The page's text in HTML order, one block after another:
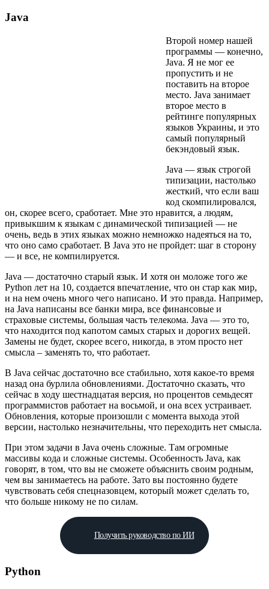
Java
Второй номер нашей
программы — конечно,
Java. Я не мог ее
пропустить и не
поставить на второе
место. Java занимает
второе место в
рейтинге популярных
языков Украины, и это
самый популярный
бекэндовый язык.
Java — язык строгой
типизации, настолько
жесткий, что если ваш
код скомпилировался,
он, скорее всего, сработает. Мне это нравится, а людям,
привыкшим к языкам с динамической типизацией — не
очень, ведь в этих языках можно немножко надеяться на то,
что оно само сработает. В Java это не пройдет: шаг в сторону
— и все, не компилируется.
Java — достаточно старый язык. И хотя он моложе того же
Python лет на 10, создается впечатление, что он стар как мир,
и на нем очень много чего написано. И это правда. Например,
на Java написаны все банки мира, все финансовые и
страховые системы, большая часть телекома. Java — это то,
что находится под капотом самых старых и дорогих вещей.
Замены не будет, скорее всего, никогда, в этом просто нет
смысла – заменять то, что работает.
В Java сейчас достаточно все стабильно, хотя какое-то время
назад она бурлила обновлениями. Достаточно сказать, что
сейчас в ходу шестнадцатая версия, но процентов семьдесят
программистов работает на восьмой, и она всех устраивает.
Обновления, которые произошли с момента выхода этой
версии, настолько незначительны, что переходить нет смысла.
При этом задачи в Java очень сложные. Там огромные
массивы кода и сложные системы. Особенность Java, как
говорят, в том, что вы не сможете объяснить своим родным,
чем вы занимаетесь на работе. Зато вы постоянно будете
чувствовать себя спецназовцем, который может сделать то,
что больше никому не по силам.
Получить руководство по ИИ
Python